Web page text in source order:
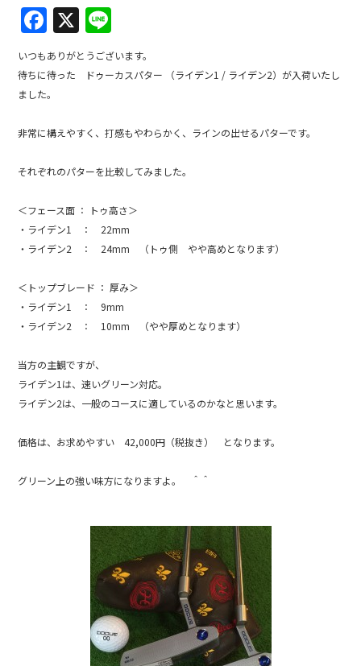
F
a
c
e
b
o
o
k
X
n
e
いつもありがとうございます。
待ちに待った ドゥーカスパター （ライデン1 / ライデン2）が入荷いたし
ました。
非常に構えやすく、打感もやわらかく、ラインの出せるパターです。
それぞれのパターを比較してみました。
＜フェース面 ： トゥ高さ＞
・ライデン1 ： 22mm
・ライデン2 ： 24mm （トゥ側 やや高めとなります）
＜トップブレード ： 厚み＞
・ライデン1 ： 9mm
・ライデン2 ： 10mm （やや厚めとなります）
当方の主観ですが、
ライデン1は、速いグリーン対応。
ライデン2は、一般のコースに適しているのかなと思います。
価格は、お求めやすい 42,000円（税抜き） となります。
グリーン上の強い味方になりますよ。 ＾＾